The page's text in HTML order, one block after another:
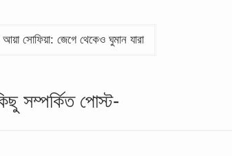
আয়া সোফিয়া: জেগে থেকেও ঘুমান যারা
সম্পর্কিত পোস্ট-